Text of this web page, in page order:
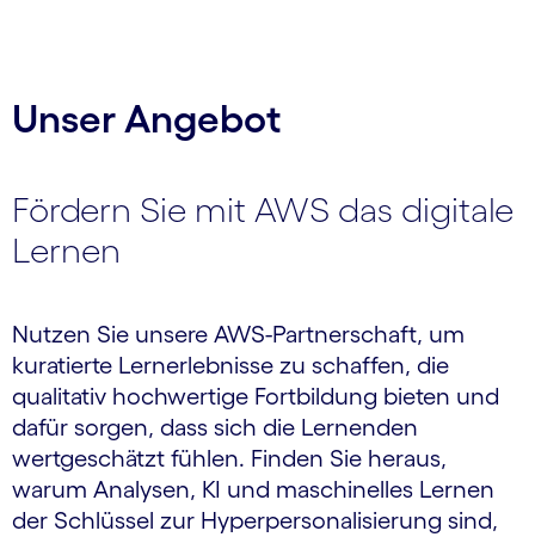
Unser Angebot
Fördern Sie mit AWS das digitale
Lernen
Nutzen Sie unsere AWS-Partnerschaft, um
kuratierte Lernerlebnisse zu schaffen, die
qualitativ hochwertige Fortbildung bieten und
dafür sorgen, dass sich die Lernenden
wertgeschätzt fühlen. Finden Sie heraus,
warum Analysen, KI und maschinelles Lernen
der Schlüssel zur Hyperpersonalisierung sind,